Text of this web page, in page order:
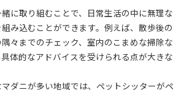
に取り組むことで、日常生活の中に無理な
み込むことができます。例えば、散歩後の
々までのチェック、室内のこまめな掃除な
体的なアドバイスを受けられる点が大きな
ダニが多い地域では、ペットシッターがペ